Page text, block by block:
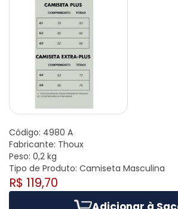
Código: 4980 A
Fabricante: Thoux
Peso: 0,2 kg
Tipo de Produto: Camiseta Masculina
R$ 119,70